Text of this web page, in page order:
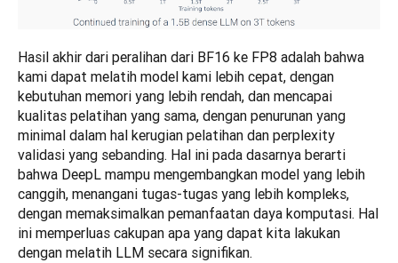
Hasil akhir dari peralihan dari BF16 ke FP8 adalah bahwa
kami dapat melatih model kami lebih cepat, dengan
kebutuhan memori yang lebih rendah, dan mencapai
kualitas pelatihan yang sama, dengan penurunan yang
minimal dalam hal kerugian pelatihan dan perplexity
validasi yang sebanding. Hal ini pada dasarnya berarti
bahwa DeepL mampu mengembangkan model yang lebih
canggih, menangani tugas-tugas yang lebih kompleks,
dengan memaksimalkan pemanfaatan daya komputasi. Hal
ini memperluas cakupan apa yang dapat kita lakukan
dengan melatih LLM secara signifikan.